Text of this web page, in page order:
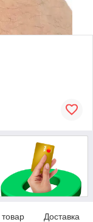
товар Доставка